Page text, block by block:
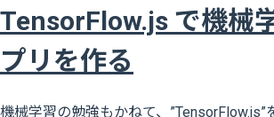
TensorFlow.js で機械
プリを作る
機械学習の勉強もかねて、”TensorFlow.js”